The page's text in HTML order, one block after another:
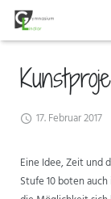
AGS
DAS GYMLI
ORGANISATION
17. Februar 2017
Eine Idee, Zeit und
Stufe 10 boten